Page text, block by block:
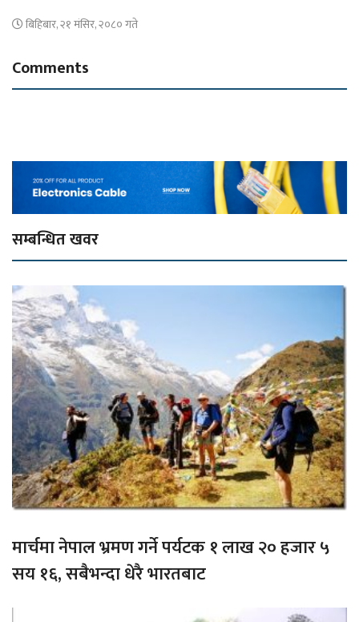
बिहिबार, २१ मंसिर, २०८० गते
Comments
सम्बन्धित खवर
मार्चमा नेपाल भ्रमण गर्ने पर्यटक १ लाख २० हजार ५
सय १६, सबैभन्दा धेरै भारतबाट